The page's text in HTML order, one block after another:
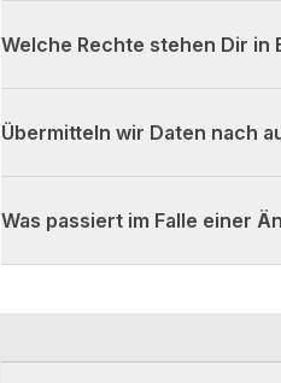
Welche Rechte stehen Dir in
Übermitteln wir Daten nach
Was passiert im Falle einer